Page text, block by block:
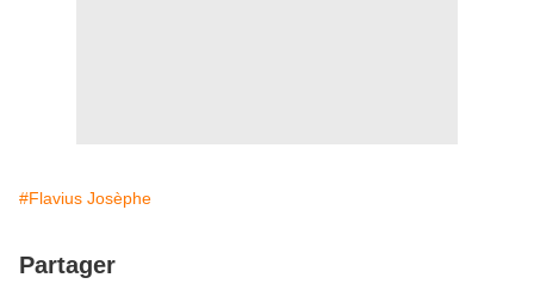
#Flavius Josèphe
Partager